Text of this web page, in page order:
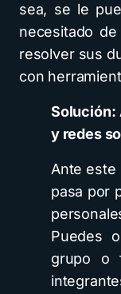
sea, se le
necesitado
resolver sus
con
Solución:
y redes
Ante este
pasa por
Puedes
grupo o